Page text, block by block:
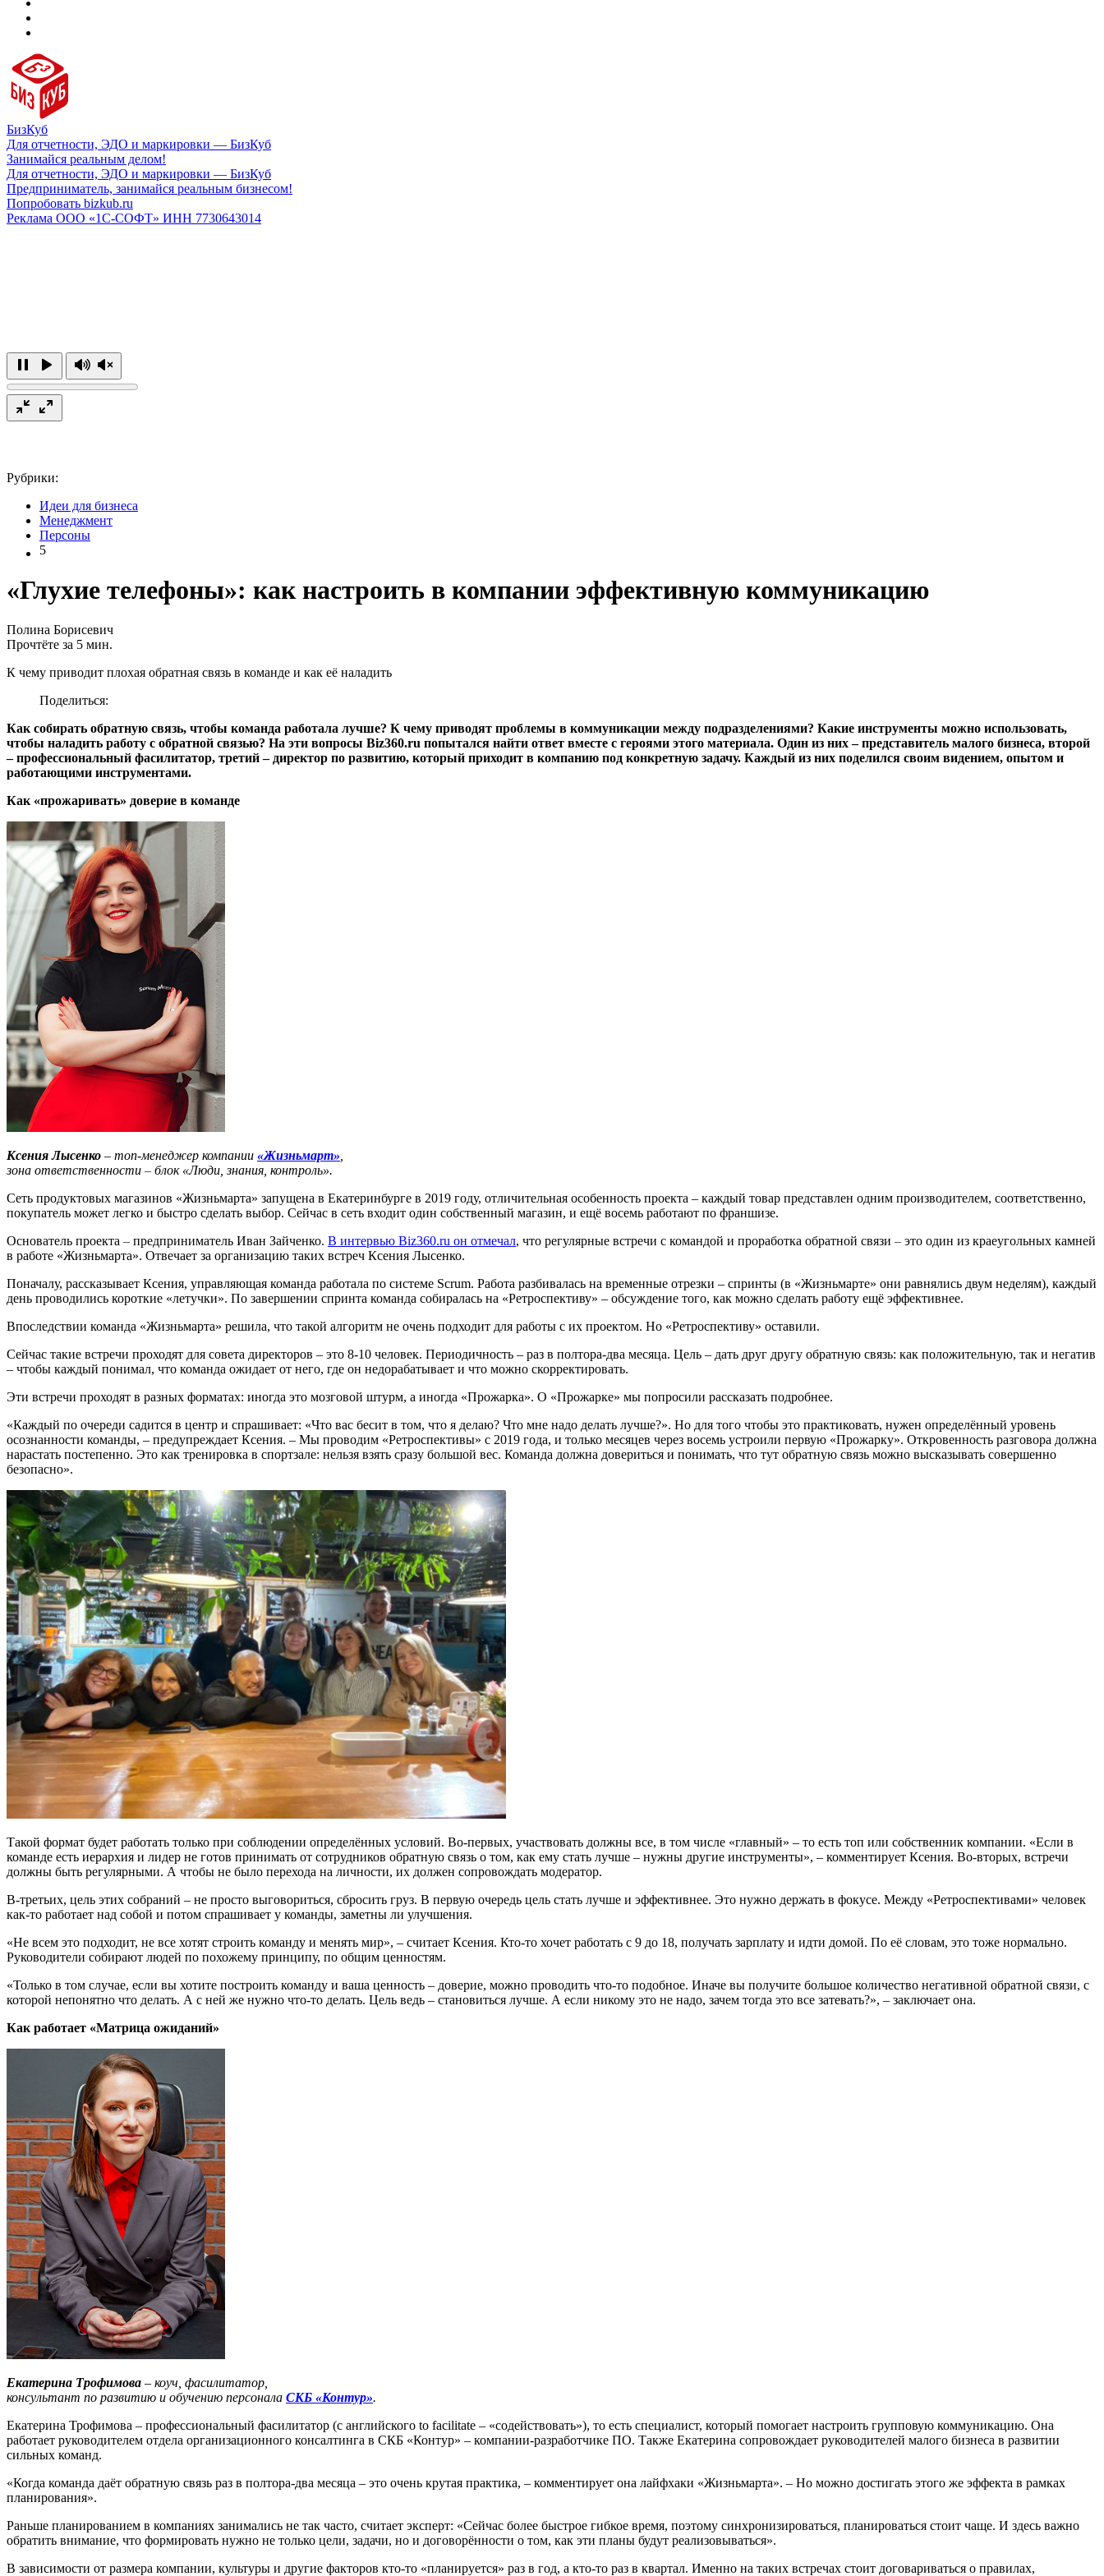
БизКуб
Для отчетности, ЭДО и маркировки — БизКуб
Занимайся реальным делом!
Для отчетности, ЭДО и маркировки — БизКуб
Предприниматель, занимайся реальным бизнесом!
Попробовать bizkub.ru
Реклама ООО «1С-СОФТ» ИНН 7730643014
Рубрики:
Идеи для бизнеса
Менеджмент
Персоны
5
«Глухие телефоны»: как настроить в компании эффективную коммуникацию
Полина Борисевич
Прочтёте за 5 мин.
К чему приводит плохая обратная связь в команде и как её наладить
Поделиться:
Как собирать обратную связь, чтобы команда работала лучше? К чему приводят проблемы в коммуникации между подразделениями? Какие инструменты можно использовать,
чтобы наладить работу с обратной связью? На эти вопросы Biz360.ru попытался найти ответ вместе с героями этого материала. Один из них – представитель малого бизнеса, второй
– профессиональный фасилитатор, третий – директор по развитию, который приходит в компанию под конкретную задачу. Каждый из них поделился своим видением, опытом и
работающими инструментами.
Как «прожаривать» доверие в команде
Ксения Лысенко – топ-менеджер компании «Жизньмарт»,
зона ответственности – блок «Люди, знания, контроль».
Сеть продуктовых магазинов «Жизньмарта» запущена в Екатеринбурге в 2019 году, отличительная особенность проекта – каждый товар представлен одним производителем, соответственно,
покупатель может легко и быстро сделать выбор. Сейчас в сеть входит один собственный магазин, и ещё восемь работают по франшизе.
Основатель проекта – предприниматель Иван Зайченко. В интервью Biz360.ru он отмечал, что регулярные встречи с командой и проработка обратной связи – это один из краеугольных камней
в работе «Жизньмарта». Отвечает за организацию таких встреч Ксения Лысенко.
Поначалу, рассказывает Ксения, управляющая команда работала по системе Scrum. Работа разбивалась на временные отрезки – спринты (в «Жизньмарте» они равнялись двум неделям), каждый
день проводились короткие «летучки». По завершении спринта команда собиралась на «Ретроспективу» – обсуждение того, как можно сделать работу ещё эффективнее.
Впоследствии команда «Жизньмарта» решила, что такой алгоритм не очень подходит для работы с их проектом. Но «Ретроспективу» оставили.
Сейчас такие встречи проходят для совета директоров – это 8-10 человек. Периодичность – раз в полтора-два месяца. Цель – дать друг другу обратную связь: как положительную, так и негатив
– чтобы каждый понимал, что команда ожидает от него, где он недорабатывает и что можно скорректировать.
Эти встречи проходят в разных форматах: иногда это мозговой штурм, а иногда «Прожарка». О «Прожарке» мы попросили рассказать подробнее.
«Каждый по очереди садится в центр и спрашивает: «Что вас бесит в том, что я делаю? Что мне надо делать лучше?». Но для того чтобы это практиковать, нужен определённый уровень
осознанности команды, – предупреждает Ксения. – Мы проводим «Ретроспективы» с 2019 года, и только месяцев через восемь устроили первую «Прожарку». Откровенность разговора должна
нарастать постепенно. Это как тренировка в спортзале: нельзя взять сразу большой вес. Команда должна довериться и понимать, что тут обратную связь можно высказывать совершенно
безопасно».
Такой формат будет работать только при соблюдении определённых условий. Во-первых, участвовать должны все, в том числе «главный» – то есть топ или собственник компании. «Если в
команде есть иерархия и лидер не готов принимать от сотрудников обратную связь о том, как ему стать лучше – нужны другие инструменты», – комментирует Ксения. Во-вторых, встречи
должны быть регулярными. А чтобы не было перехода на личности, их должен сопровождать модератор.
В-третьих, цель этих собраний – не просто выговориться, сбросить груз. В первую очередь цель стать лучше и эффективнее. Это нужно держать в фокусе. Между «Ретроспективами» человек
как-то работает над собой и потом спрашивает у команды, заметны ли улучшения.
«Не всем это подходит, не все хотят строить команду и менять мир», – считает Ксения. Кто-то хочет работать с 9 до 18, получать зарплату и идти домой. По её словам, это тоже нормально.
Руководители собирают людей по похожему принципу, по общим ценностям.
«Только в том случае, если вы хотите построить команду и ваша ценность – доверие, можно проводить что-то подобное. Иначе вы получите большое количество негативной обратной связи, с
которой непонятно что делать. А с ней же нужно что-то делать. Цель ведь – становиться лучше. А если никому это не надо, зачем тогда это все затевать?», – заключает она.
Как работает «Матрица ожиданий»
Екатерина Трофимова – коуч, фасилитатор,
консультант по развитию и обучению персонала СКБ «Контур».
Екатерина Трофимова – профессиональный фасилитатор (с английского to facilitate – «содействовать»), то есть специалист, который помогает настроить групповую коммуникацию. Она
работает руководителем отдела организационного консалтинга в СКБ «Контур» – компании-разработчике ПО. Также Екатерина сопровождает руководителей малого бизнеса в развитии
сильных команд.
«Когда команда даёт обратную связь раз в полтора-два месяца – это очень крутая практика, – комментирует она лайфхаки «Жизньмарта». – Но можно достигать этого же эффекта в рамках
планирования».
Раньше планированием в компаниях занимались не так часто, считает эксперт: «Сейчас более быстрое гибкое время, поэтому синхронизироваться, планироваться стоит чаще. И здесь важно
обратить внимание, что формировать нужно не только цели, задачи, но и договорённости о том, как эти планы будут реализовываться».
В зависимости от размера компании, культуры и другие факторов кто-то «планируется» раз в год, а кто-то раз в квартал. Именно на таких встречах стоит договариваться о правилах,